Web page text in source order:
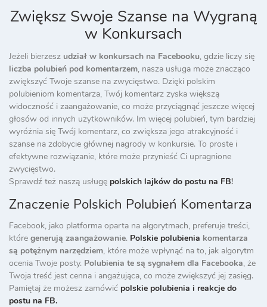
Zwiększ Swoje Szanse na Wygraną
w Konkursach
Jeżeli bierzesz udział w konkursach na Facebooku, gdzie liczy się
liczba polubień pod komentarzem, nasza usługa może znacząco
zwiększyć Twoje szanse na zwycięstwo. Dzięki polskim
polubieniom komentarza, Twój komentarz zyska większą
widoczność i zaangażowanie, co może przyciągnąć jeszcze więcej
głosów od innych użytkowników. Im więcej polubień, tym bardziej
wyróżnia się Twój komentarz, co zwiększa jego atrakcyjność i
szanse na zdobycie głównej nagrody w konkursie. To proste i
efektywne rozwiązanie, które może przynieść Ci upragnione
zwycięstwo.
Sprawdź też naszą usługę polskich lajków do postu na FB!
Znaczenie Polskich Polubień Komentarza
Facebook, jako platforma oparta na algorytmach, preferuje treści,
które generują zaangażowanie. Polskie polubienia komentarza
są potężnym narzędziem, które może wpłynąć na to, jak algorytm
ocenia Twoje posty. Polubienia te są sygnałem dla Facebooka, że
Twoja treść jest cenna i angażująca, co może zwiększyć jej zasięg.
Pamiętaj że możesz zamówić polskie polubienia i reakcje do
postu na FB.